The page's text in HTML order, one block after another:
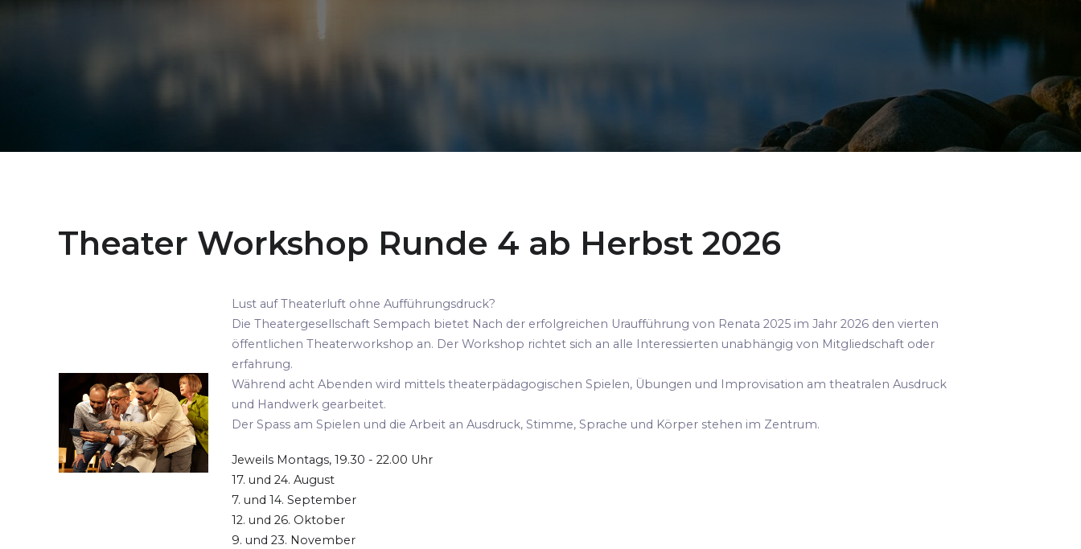
Theater Workshop Runde 4 ab Herbst 2026
Lust auf Theaterluft ohne Aufführungsdruck?
Die Theatergesellschaft Sempach bietet Nach der erfolgreichen Uraufführung von Renata 2025 im Jahr 2026 den vierten
öffentlichen Theaterworkshop an. Der Workshop richtet sich an alle Interessierten unabhängig von Mitgliedschaft oder
erfahrung.
Während acht Abenden wird mittels theaterpädagogischen Spielen, Übungen und Improvisation am theatralen Ausdruck
und Handwerk gearbeitet.
Der Spass am Spielen und die Arbeit an Ausdruck, Stimme, Sprache und Körper stehen im Zentrum.
Jeweils Montags, 19.30 - 22.00 Uhr
17. und 24. August
7. und 14. September
12. und 26. Oktober
9. und 23. November